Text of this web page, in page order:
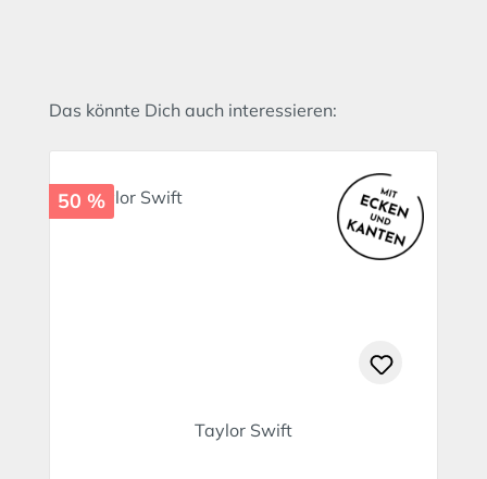
Produktgalerie überspringen
Das könnte Dich auch interessieren:
50 %
Taylor Swift